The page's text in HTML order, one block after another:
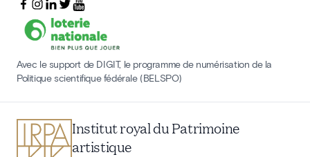
Avec le support de DIGIT, le programme de numérisation de la
Politique scientifique fédérale (BELSPO)
Institut royal du Patrimoine
artistique